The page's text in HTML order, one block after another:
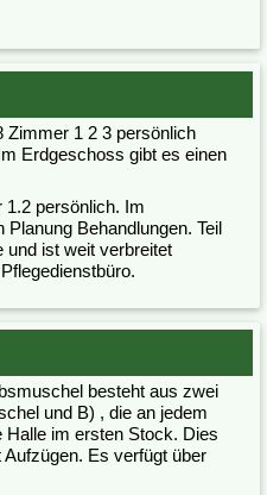
Zimmer 1 2 3 persönlich
Erdgeschoss gibt es einen
persönlich. Im
Behandlungen. Teil
und ist weit verbreitet
besteht aus zwei
und B) , die an jedem
im ersten Stock. Dies
Es verfügt über